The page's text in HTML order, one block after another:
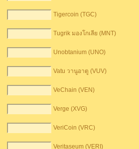
Tigercoin (TGC)
Tugrik มองโกเลีย (MNT)
Unobtanium (UNO)
Vatu วานูอาตู (VUV)
VeChain (VEN)
Verge (XVG)
VeriCoin (VRC)
Veritaseum (VERI)